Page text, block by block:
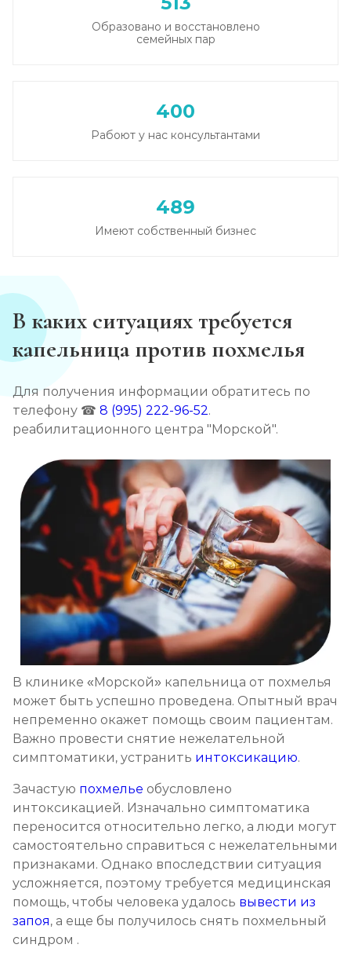
Кодирование от алкоголизма
Кодирование Аквилонгом
Кодирование Алгоминалом
от 2 500 ₽ Записаться
от 3 200 ₽
от 3 600 ₽ Записаться
Кодирование с провокацией
от 3 200 ₽ Записаться
Кодирование СИТ
от 4 300 ₽ Записаться
Кодирование тройной блок
от 5 700 ₽ Записаться
Химический блок от алкоголизма
от 2 850 ₽ Записаться
Вшивание Торпедо
от 3 600 ₽ Записаться
Раскодирование от алкоголизма
Записаться
Мотивация на лечение алкоголизма
Образовано и восстановлено
семейных пар
400
Рабоют у нас консультантами
489
Имеют собственный бизнес
В каких ситуациях требуется
капельница против похмелья
Для получения информации обратитесь по
телефону ☎ 8 (995) 222-96-52.
реабилитационного центра "Морской".
В клинике «Морской» капельница от похмелья
может быть успешно проведена. Опытный врач
непременно окажет помощь своим пациентам.
Важно провести снятие нежелательной
симптоматики, устранить интоксикацию.
Зачастую похмелье обусловлено
интоксикацией. Изначально симптоматика
переносится относительно легко, а люди могут
самостоятельно справиться с нежелательными
признаками. Однако впоследствии ситуация
усложняется, поэтому требуется медицинская
помощь, чтобы человека удалось вывести из
запоя, а еще бы получилось снять похмельный
синдром .